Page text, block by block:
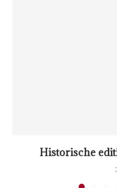
Historische